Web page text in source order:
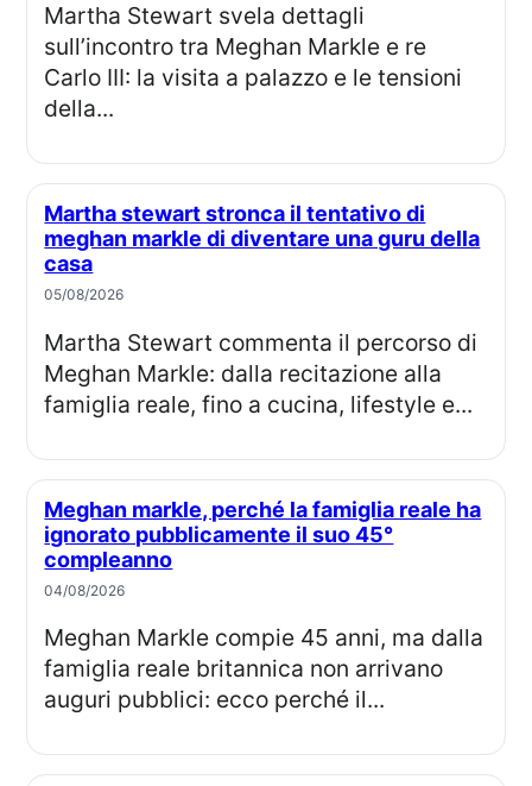
Martha Stewart svela dettagli
sull’incontro tra Meghan Markle e re
Carlo III: la visita a palazzo e le tensioni
della...
Martha stewart stronca il tentativo di
meghan markle di diventare una guru della
casa
05/08/2026
Martha Stewart commenta il percorso di
Meghan Markle: dalla recitazione alla
famiglia reale, fino a cucina, lifestyle e...
Meghan markle, perché la famiglia reale ha
ignorato pubblicamente il suo 45°
compleanno
04/08/2026
Meghan Markle compie 45 anni, ma dalla
famiglia reale britannica non arrivano
auguri pubblici: ecco perché il...